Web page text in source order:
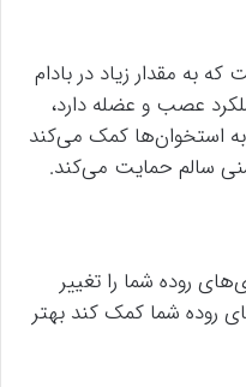
به مقدار زیاد در بادام
عصب و عضله دارد،
استخوان‌ها کمک می‌کند
سالم حمایت می‌کند.
روده شما را تغییر
روده شما کمک کند بهتر